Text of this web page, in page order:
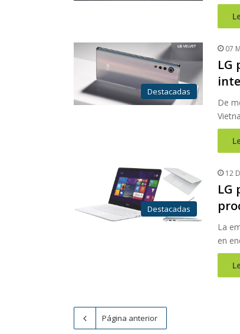
Destacadas
07
LG
De
Destacadas
12
LG
La
en
Página anterior